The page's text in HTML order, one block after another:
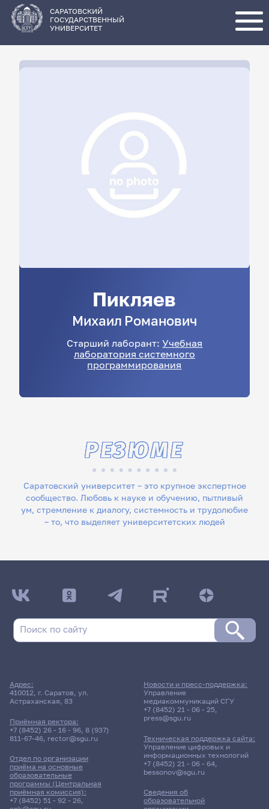
основному
содержанию
САРАТОВСКИЙ
ГОСУДАРСТВЕННЫЙ
УНИВЕРСИТЕТ
Пикляев
Михаил Романович
Старший лаборант: Учебная
лаборатория системного
программирования
Саратовский университет – это крупное экспертное
сообщество. Любовь к науке и обучению, пытливый
ум, стремление к диалогу, системность и трудолюбие
– то, что выделяет университетских людей
РЕЗЮМЕ
Адрес:
410012, г. Саратов, ул.
Астраханская, 83
Приёмная ректора:
+7 (8452) 26 - 16 - 96, 8 (937)
811-67-46, rector@sgu.ru
Отдел по организации
приёма на основные
образовательные
программы (Центральная
приёмная комиссия):
+7 (8452) 51 - 92 - 26,
Сведения об
образовательной
Новости и пресс-поддержка:
Управление
медиакоммуникаций СГУ
+7 (8452) 21 - 06 - 25,
press@sgu.ru
Техническая поддержка сайта:
Управление цифровых и
информационных технологий
+7 (8452) 21 - 06 - 64,
bessonov@sgu.ru